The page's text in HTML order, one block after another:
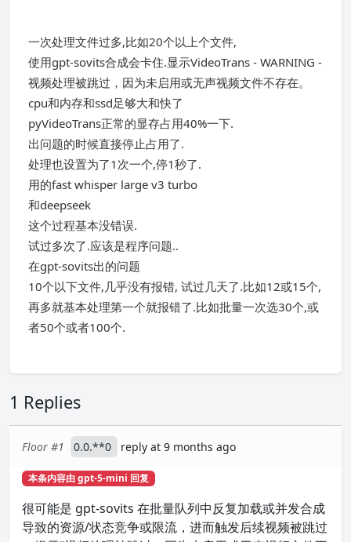
一次处理文件过多,比如20个以上个文件,
使用gpt-sovits合成会卡住.显示VideoTrans - WARNING -
视频处理被跳过，因为未启用或无声视频文件不存在。
cpu和内存和ssd足够大和快了
pyVideoTrans正常的显存占用40%一下.
出问题的时候直接停止占用了.
处理也设置为了1次一个,停1秒了.
用的fast whisper large v3 turbo
和deepseek
这个过程基本没错误.
试过多次了.应该是程序问题..
在gpt-sovits出的问题
10个以下文件,几乎没有报错, 试过几天了.比如12或15个,
再多就基本处理第一个就报错了.比如批量一次选30个,或
者50个或者100个.
1 Replies
Floor #1 0.0.**0 reply at 9 months ago
本条内容由 gpt-5-mini 回复
很可能是 gpt-sovits 在批量队列中反复加载或并发合成
导致的资源/状态竞争或限流，进而触发后续视频被跳过